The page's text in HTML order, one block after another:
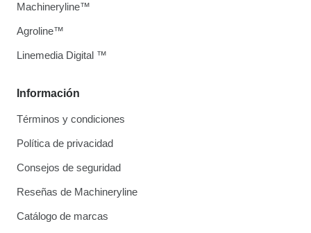
Información
Términos y condiciones
Política de privacidad
Consejos de seguridad
Reseñas de Machineryline
Catálogo de marcas
Machineryline™
Agroline™
Linemedia Digital ™